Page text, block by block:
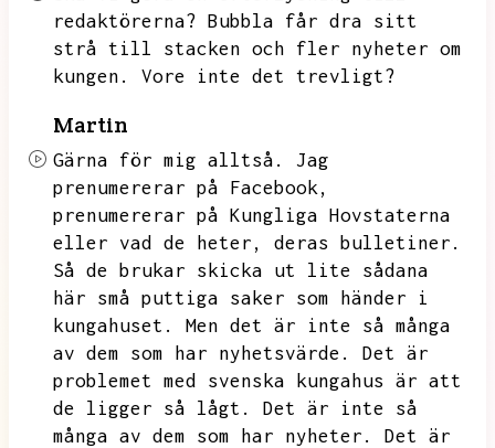
redaktörerna? Bubbla får dra sitt
strå till stacken och fler nyheter om
kungen.
Vore inte det trevligt?
Martin
Gärna för mig alltså.
Jag
prenumererar på Facebook,
prenumererar på Kungliga Hovstaterna
eller vad de heter,
deras bulletiner.
Så de brukar skicka ut lite sådana
här små puttiga saker som händer i
kungahuset.
Men det är inte så många
av dem som har nyhetsvärde.
Det är
problemet med svenska kungahus är att
de ligger så lågt.
Det är inte så
många av dem som har nyheter.
Det är